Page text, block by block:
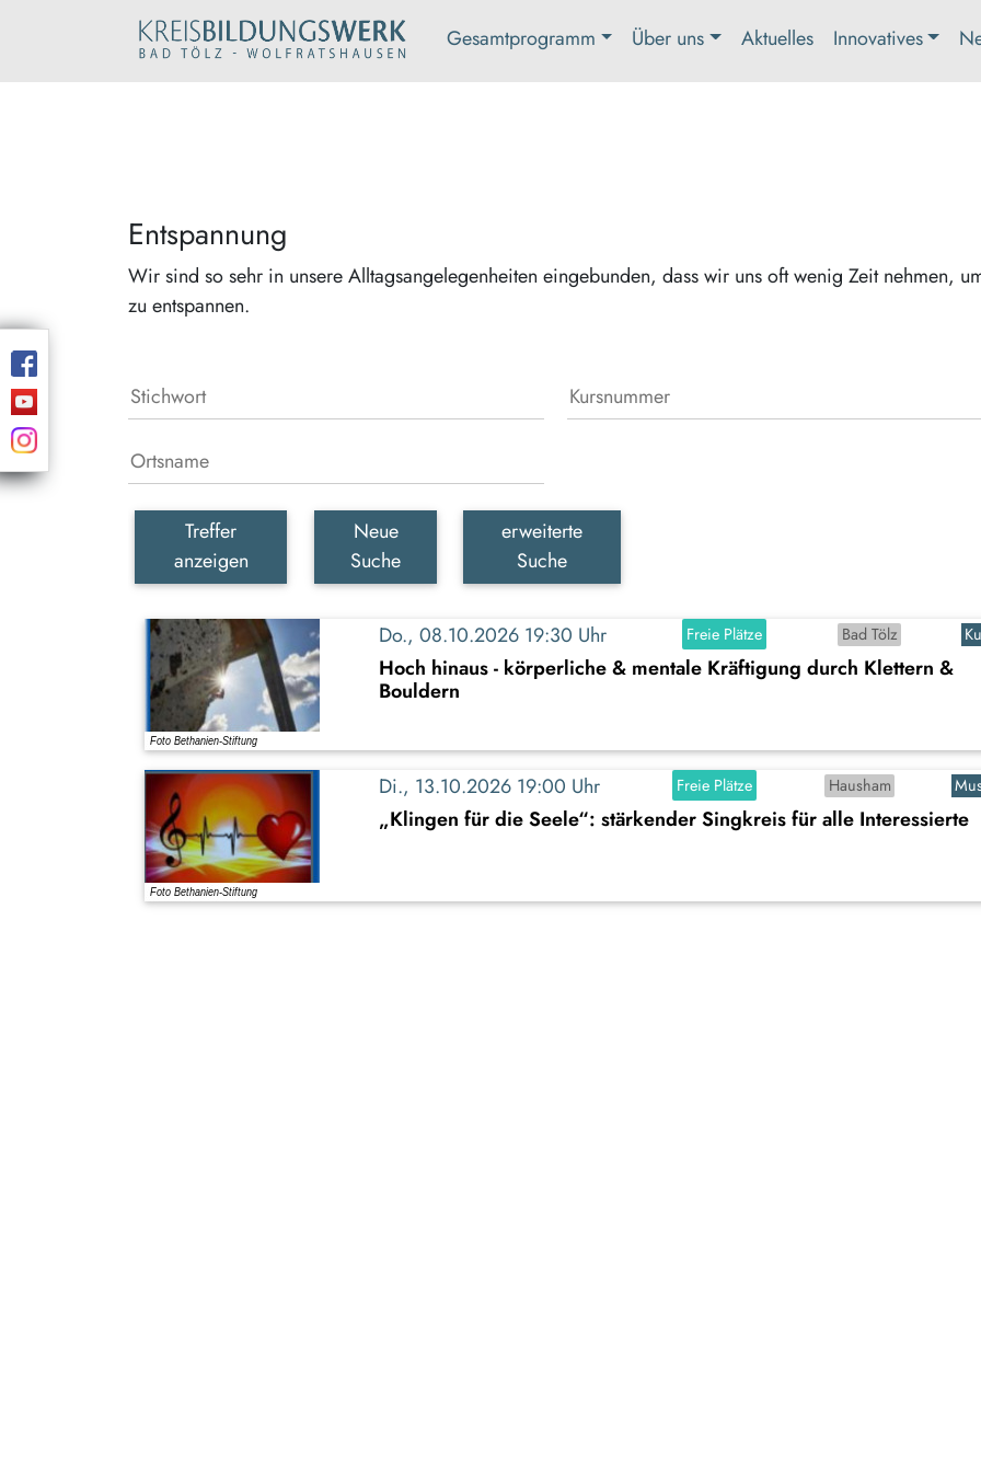
Gesamtprogramm Über uns Aktuelles Innovatives
Entspannung
Wir sind so sehr in unsere Alltagsangelegenheiten eingebunden, dass wir uns oft wenig Zeit nehmen, um
zu entspannen.
Treffer
anzeigen
Neue
Suche
erweiterte
Suche
Do., 08.10.2026 19:30 Uhr Freie Plätze Bad Tölz
Hoch hinaus - körperliche & mentale Kräftigung durch Klettern &
Bouldern
Di., 13.10.2026 19:00 Uhr Freie Plätze Hausham
„Klingen für die Seele“: stärkender Singkreis für alle Interessierte